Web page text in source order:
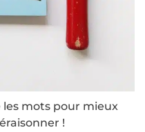
mots pour mieux
!